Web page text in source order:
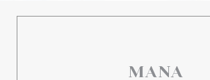
MANA